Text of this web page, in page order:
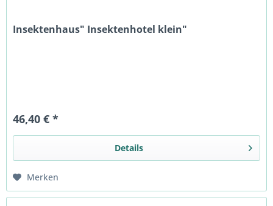
Insektenhaus" Insektenhotel klein"
46,40 € *
Details
Merken